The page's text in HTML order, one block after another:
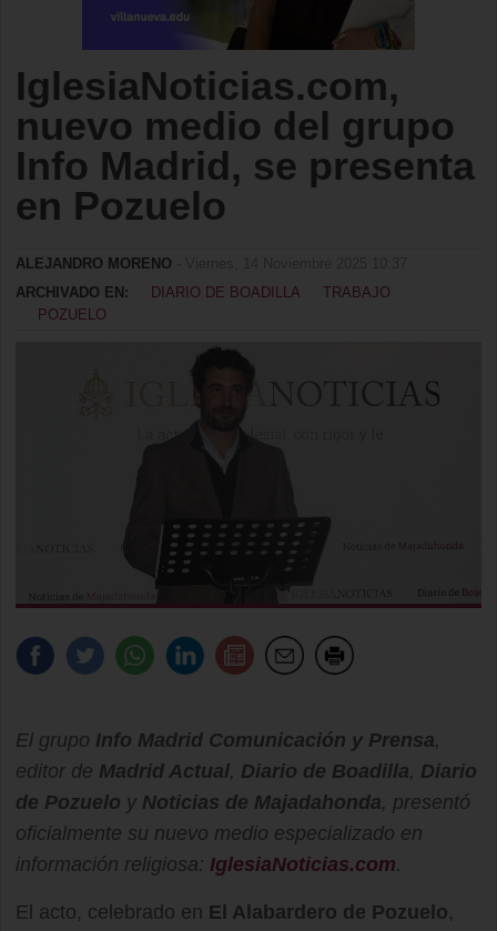
IglesiaNoticias.com,
nuevo medio del grupo
Info Madrid, se presenta
en Pozuelo
ALEJANDRO MORENO
ARCHIVADO EN:
DIARIO DE BOADILLA
TRABAJO
POZUELO
El grupo Info Madrid Comunicación y Prensa,
editor de Madrid Actual, Diario de Boadilla, Diario
de Pozuelo y Noticias de Majadahonda, presentó
oficialmente su nuevo medio especializado en
información religiosa: IglesiaNoticias.com.
El acto, celebrado en El Alabardero de Pozuelo,